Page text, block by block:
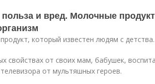
и вред. Молочные
который известен людям с детства.
свойствах от своих мам, бабушек,
от мультяшных героев.